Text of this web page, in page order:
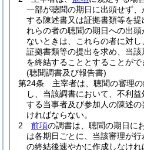
一部が聴聞の期日に出頭せず、
する陳述書又は証拠書類等を
れらの者の聴聞の期日への出
ないときは、これらの者に対
証拠書類等の提出を求め、当
を終結することとすることがで
(聴聞調書及び報告書)
第24条
主宰者は、聴聞の審理
し、当該調書において、不利
する当事者及び参加人の陳述
ければならない。
2
前項の調書は、聴聞の期日に
は各期日ごとに、当該審理が
の終結後速やかに作成しなけれ